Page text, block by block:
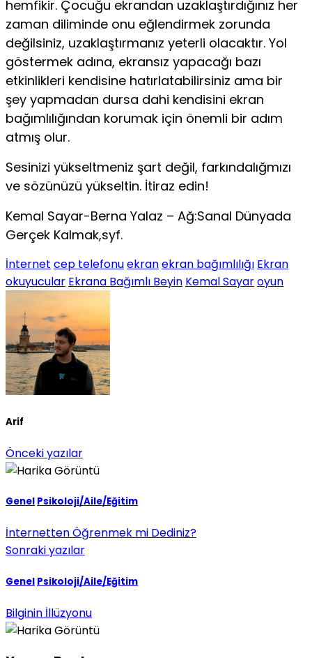
hemfikir. Çocuğu ek­randan uzaklaştırdığınız her
zaman diliminde onu eğ­lendirmek zorunda
değilsiniz, uzaklaştırmanız yeterli olacaktır. Yol
göstermek adına, ekransız yapacağı bazı
etkinlikleri kendisine hatırlatabilirsiniz ama bir
şey yapmadan dursa dahi kendisini ekran
bağımlılığından korumak için önemli bir adım
atmış olur.
Sesinizi yükseltmeniz şart değil, farkındalığmızı
ve sözünüzü yükseltin. İtiraz edin!
Kemal Sayar-Berna Yalaz – Ağ:Sanal Dünyada
Gerçek Kalmak,syf.
İnternet cep telefonuekranekran bağımlılığı Ekran
okuyucular Ekrana Bağımlı Beyin Kemal Sayaroyun
Arif
Önceki yazılar
Genel Psikoloji/Aile/Eğitim
İnternetten Öğrenmek mi Dediniz?
Sonraki yazılar
Genel Psikoloji/Aile/Eğitim
Bilginin İllüzyonu